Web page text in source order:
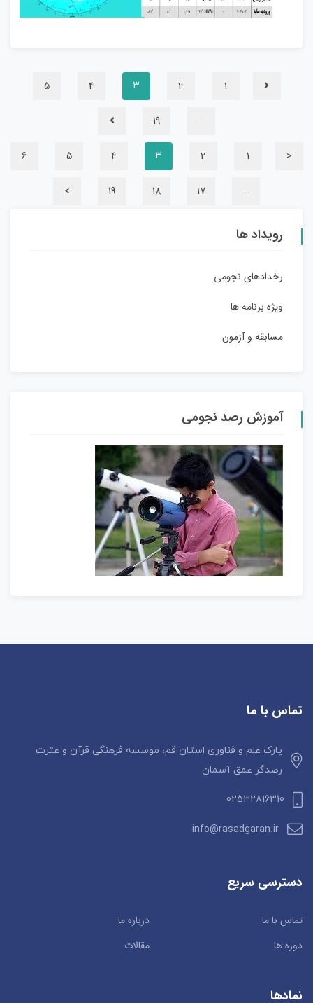
1
2
3
4
5
…
19
<
1
2
3
4
5
6
…
17
18
19
>
رویداد ها
رخدادهای نجومی
ویژه برنامه ها
مسابقه و آزمون
آموزش رصد نجومی
تماس با ما
پارک علم و فناوری استان قم، موسسه فرهنگی قرآن و عترت
رصدگر عمق آسمان
02532816310
info@rasadgaran.ir
دسترسی سریع
تماس با ما
درباره ما
دوره ها
مقالات
نمادها